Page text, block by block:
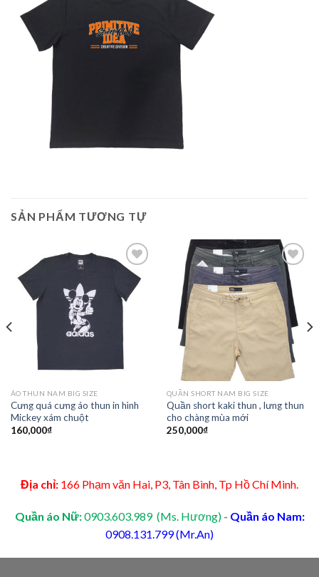
SẢN PHẨM TƯƠNG TỰ
Add to
Wishlist
ÁO THUN NAM BIG SIZE
Cưng quá cưng áo thun in hình
Mickey xám chuột
160,000₫
Add to
Wishlist
QUẦN SHORT NAM BIG SIZE
Quần short kaki thun , lưng thun
cho chàng mùa mới
250,000₫
Địa chỉ: 166 Phạm văn Hai, P3, Tân Bình, Tp Hồ Chí Minh.
Quần áo Nữ:0903.603.989 (Ms. Hương) - Quần áo Nam:
0908.131.799 (Mr.An)